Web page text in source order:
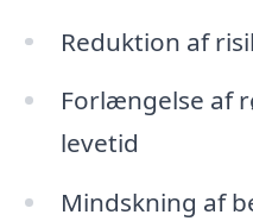
Reduktion af
Forlængelse af
levetid
Mindskning af